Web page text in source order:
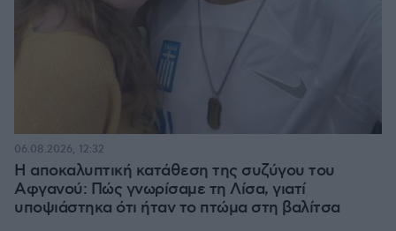
Η αποκαλυπτική κατάθεση της συζύγου του
Αφγανού: Πώς γνωρίσαμε τη Λίσα, γιατί
υποψιάστηκα ότι ήταν το πτώμα στη βαλίτσα
06.08.2026, 12:32